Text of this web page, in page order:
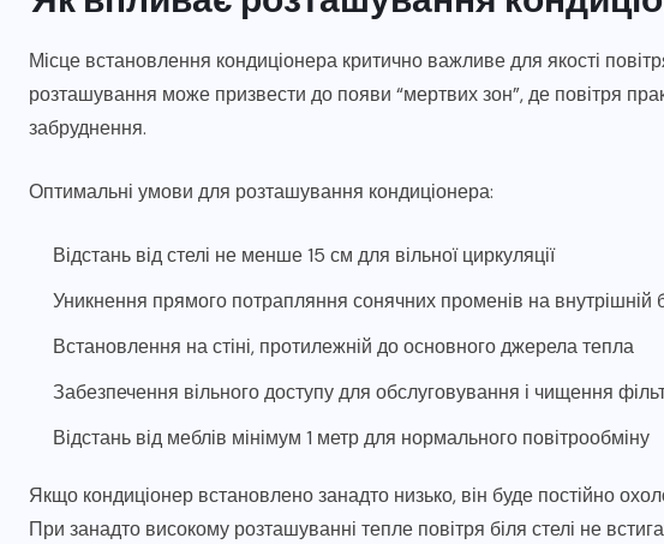
Місце встановлення кондиціонера критично важливе для якості
розташування може призвести до появи “мертвих зон”, де повітря
забруднення.
Оптимальні умови для розташування кондиціонера:
Відстань від стелі не менше 15 см для вільної циркуляції
Уникнення прямого потрапляння сонячних променів на внутрішній
Встановлення на стіні, протилежній до основного джерела тепла
Забезпечення вільного доступу для обслуговування і чищення
Відстань від меблів мінімум 1 метр для нормального повітрообміну
Якщо кондиціонер встановлено занадто низько, він буде постійно
При занадто високому розташуванні тепле повітря біля стелі не